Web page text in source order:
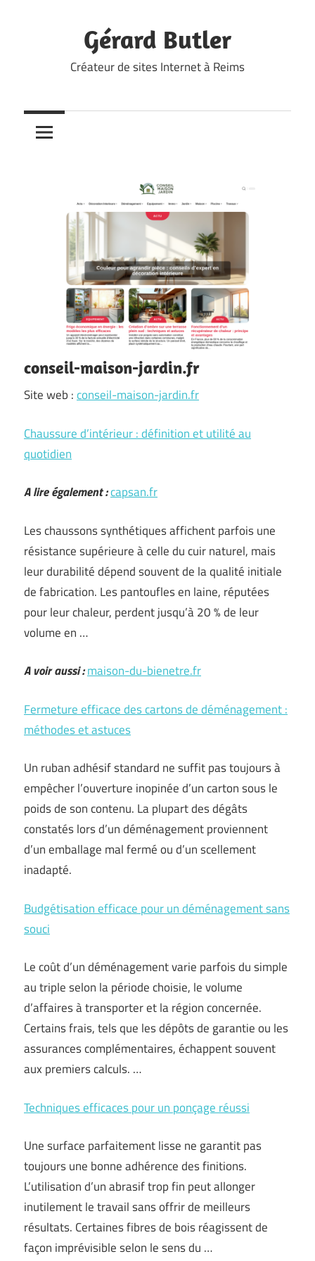
Gérard Butler
Créateur de sites Internet à Reims
conseil-maison-jardin.fr
Site web :conseil-maison-jardin.fr
Chaussure d’intérieur : définition et utilité au
quotidien
A lire également :capsan.fr
Les chaussons synthétiques affichent parfois une
résistance supérieure à celle du cuir naturel, mais
leur durabilité dépend souvent de la qualité initiale
de fabrication. Les pantoufles en laine, réputées
pour leur chaleur, perdent jusqu’à 20 % de leur
volume en …
A voir aussi :maison-du-bienetre.fr
Fermeture efficace des cartons de déménagement :
méthodes et astuces
Un ruban adhésif standard ne suffit pas toujours à
empêcher l’ouverture inopinée d’un carton sous le
poids de son contenu. La plupart des dégâts
constatés lors d’un déménagement proviennent
d’un emballage mal fermé ou d’un scellement
inadapté.
Budgétisation efficace pour un déménagement sans
souci
Le coût d’un déménagement varie parfois du simple
au triple selon la période choisie, le volume
d’affaires à transporter et la région concernée.
Certains frais, tels que les dépôts de garantie ou les
assurances complémentaires, échappent souvent
aux premiers calculs. …
Techniques efficaces pour un ponçage réussi
Une surface parfaitement lisse ne garantit pas
toujours une bonne adhérence des finitions.
L’utilisation d’un abrasif trop fin peut allonger
inutilement le travail sans offrir de meilleurs
résultats. Certaines fibres de bois réagissent de
façon imprévisible selon le sens du …